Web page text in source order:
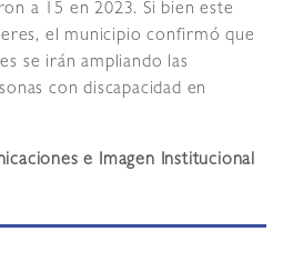
a 15 en 2023. Si bien este
el municipio confirmó que
se irán ampliando las
con discapacidad en
e Imagen Institucional